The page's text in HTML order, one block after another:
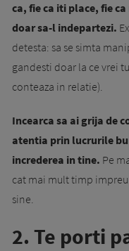
ca, fie ca iti place, fie
doar sa-l indepartezi.
detesta: sa se simta
gandesti doar la ce vrei
conteaza in relatie).
Incearca sa ai grija de
atentia prin lucrurile
increderea in tine. Pe
cat mai mult timp
sine.
2. Te porti